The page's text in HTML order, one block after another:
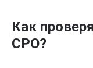
Как
СРО?